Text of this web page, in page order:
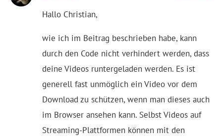
Hallo Christian,
wie ich im Beitrag beschrieben habe, kann
durch den Code nicht verhindert werden, dass
deine Videos runtergeladen werden. Es ist
generell fast unmöglich ein Video vor dem
Download zu schützen, wenn man dieses auch
im Browser ansehen kann. Selbst Videos auf
Streaming-Plattformen können mit den